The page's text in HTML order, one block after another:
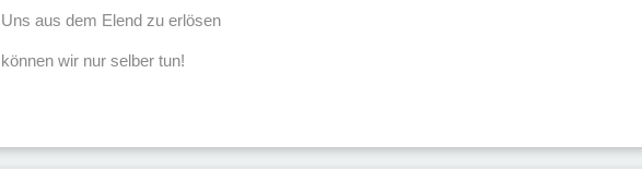
Uns aus dem Elend zu erlösen
können wir nur selber tun!